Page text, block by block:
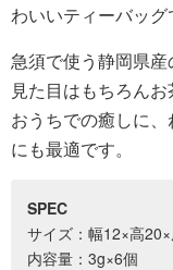
わいいティーバッグ
急須で使う静岡県産
見た目はもちろんお
おうちでの癒しに
にも最適です。
SPEC
サイズ：幅12×高
内容量：3g×6個